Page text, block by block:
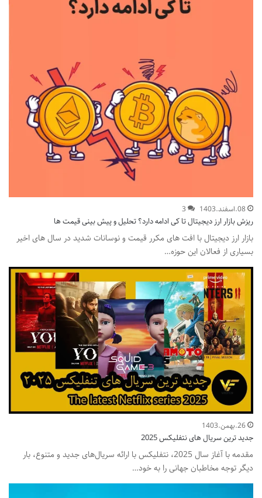
08.اسفند.1403 3
ریزش بازار ارز دیجیتال تا کی ادامه دارد؟ تحلیل و پیش بینی قیمت ها
بازار ارز دیجیتال با افت های مکرر قیمت و نوسانات شدید در سال های اخیر
بسیاری از فعالان این حوزه…
26.بهمن.1403
جدید ترین سریال های نتفلیکس 2025
مقدمه با آغاز سال 2025، نتفلیکس با ارائه سریال‌های جدید و متنوع، بار
دیگر توجه مخاطبان جهانی را به خود…